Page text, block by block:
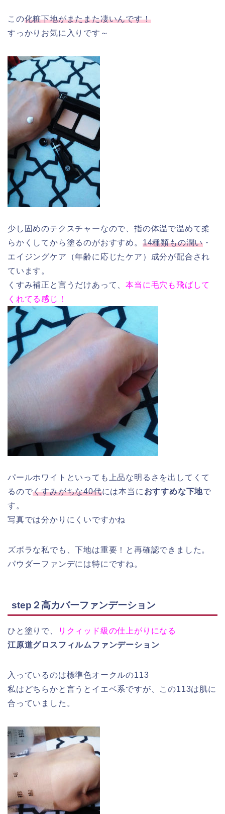
この化粧下地がまたまた凄いんです！
すっかりお気に入りです～
少し固めのテクスチャーなので、指の体温で温めて柔
らかくしてから塗るのがおすすめ。 14種類もの潤い ・
エイジングケア（年齢に応じたケア）成分が配合され
ています。
くすみ補正と言うだけあって、本当に毛穴も飛ばして
くれてる感じ！
パールホワイトといっても上品な明るさを出してくて
るのでくすみがちな40代には本当に おすすめな下地で
す。
写真では分かりにくいですかね
ズボラな私でも、下地は重要！と再確認できました。
パウダーファンデには特にですね。
step２高カバーファンデーション
ひと塗りで、
リクィッド級の仕上がりになる
江原道グロスフィルムファンデーション
入っているのは標準色オークルの113
私はどちらかと言うとイエベ系ですが、この113は肌に
合っていました。